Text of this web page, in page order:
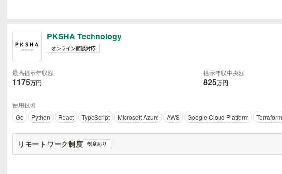
PKSHA Technology
オンライン面談対応
最高提示年収額
1175万円
提示年収中央額
825万円
使用技術
Go
Python React TypeScript Microsoft Azure AWS Google Cloud Platform Terraform
リモートワーク制度 制度あり